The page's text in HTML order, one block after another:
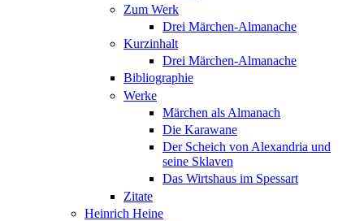
Zum Werk
Drei Märchen-Almanache
Kurzinhalt
Drei Märchen-Almanache
Bibliographie
Werke
Märchen als Almanach
Die Karawane
Der Scheich von Alexandria und
seine Sklaven
Das Wirtshaus im Spessart
Zitate
Heinrich Heine